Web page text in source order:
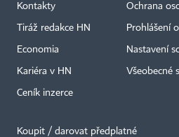
Kontakty
Tiráž redakce HN
Economia
Kariéra v HN
Ceník inzerce
Ochrana
Prohlášení
Nastavení
Všeobecné
Koupit / darovat předplatné